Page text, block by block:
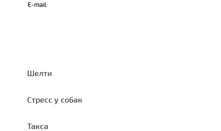
E-mail:
Шелти
Стресс у собак
Такса